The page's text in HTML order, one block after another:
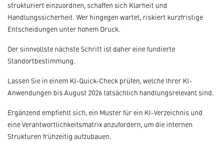
strukturiert einzuordnen, schaffen sich Klarheit und
Handlungssicherheit. Wer hingegen wartet, riskiert kurzfristige
Entscheidungen unter hohem Druck.
Der sinnvollste nächste Schritt ist daher eine fundierte
Standortbestimmung.
Lassen Sie in einem KI-Quick-Check prüfen, welche Ihrer KI-
Anwendungen bis August 2026 tatsächlich handlungsrelevant sind.
Ergänzend empfiehlt sich, ein Muster für ein KI-Verzeichnis und
eine Verantwortlichkeitsmatrix anzufordern, um die internen
Strukturen frühzeitig aufzubauen.